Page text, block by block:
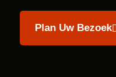
Plan Uw Bezoek